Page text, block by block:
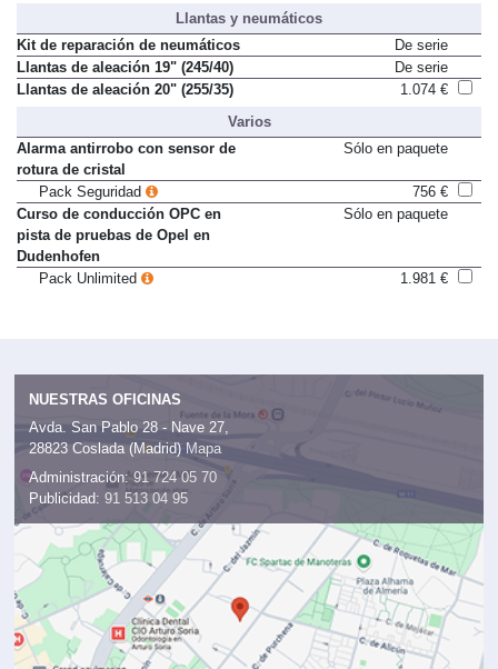
Llantas y neumáticos
Kit de reparación de neumáticos
De serie
Llantas de aleación 19" (245/40)
De serie
Varios
Alarma antirrobo con sensor de
rotura de cristal
Pack Seguridad
756 €
Curso de conducción OPC en
pista de pruebas de Opel en
Dudenhofen
NUESTRAS OFICINAS
Avda. San Pablo 28 - Nave 27,
28823 Coslada (Madrid)
Mapa
Administración:91 724 05 70
Publicidad: